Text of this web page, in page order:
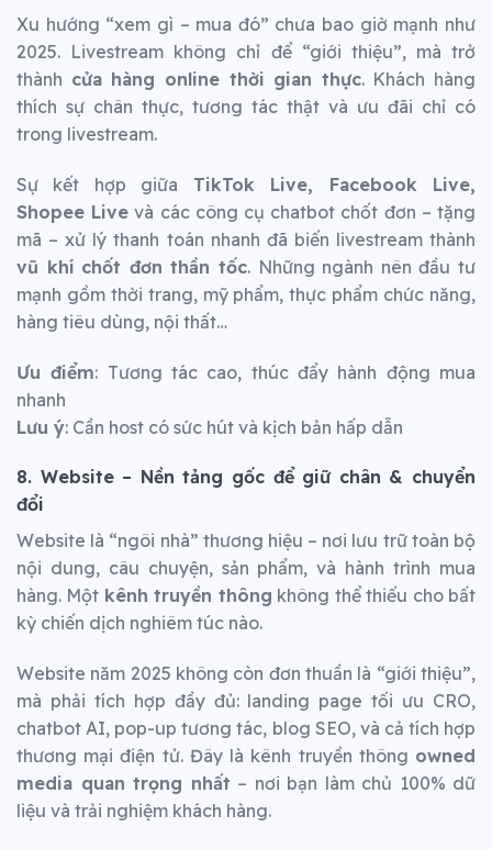
Xu hướng “xem gì – mua đó” chưa bao giờ mạnh như
2025. Livestream không chỉ để “giới thiệu”, mà trở
thành cửa hàng online thời gian thực. Khách hàng
thích sự chân thực, tương tác thật và ưu đãi chỉ có
trong livestream.
Sự kết hợp giữa TikTok Live, Facebook Live,
Shopee Live và các công cụ chatbot chốt đơn – tặng
mã – xử lý thanh toán nhanh đã biến livestream thành
vũ khí chốt đơn thần tốc. Những ngành nên đầu tư
mạnh gồm thời trang, mỹ phẩm, thực phẩm chức năng,
hàng tiêu dùng, nội thất…
Ưu điểm: Tương tác cao, thúc đẩy hành động mua
nhanh
Lưu ý: Cần host có sức hút và kịch bản hấp dẫn
8. Website – Nền tảng gốc để giữ chân & chuyển
đổi
Website là “ngôi nhà” thương hiệu – nơi lưu trữ toàn bộ
nội dung, câu chuyện, sản phẩm, và hành trình mua
hàng. Một kênh truyền thông không thể thiếu cho bất
kỳ chiến dịch nghiêm túc nào.
Website năm 2025 không còn đơn thuần là “giới thiệu”,
mà phải tích hợp đầy đủ: landing page tối ưu CRO,
chatbot AI, pop-up tương tác, blog SEO, và cả tích hợp
thương mại điện tử. Đây là kênh truyền thông owned
media quan trọng nhất – nơi bạn làm chủ 100% dữ
liệu và trải nghiệm khách hàng.